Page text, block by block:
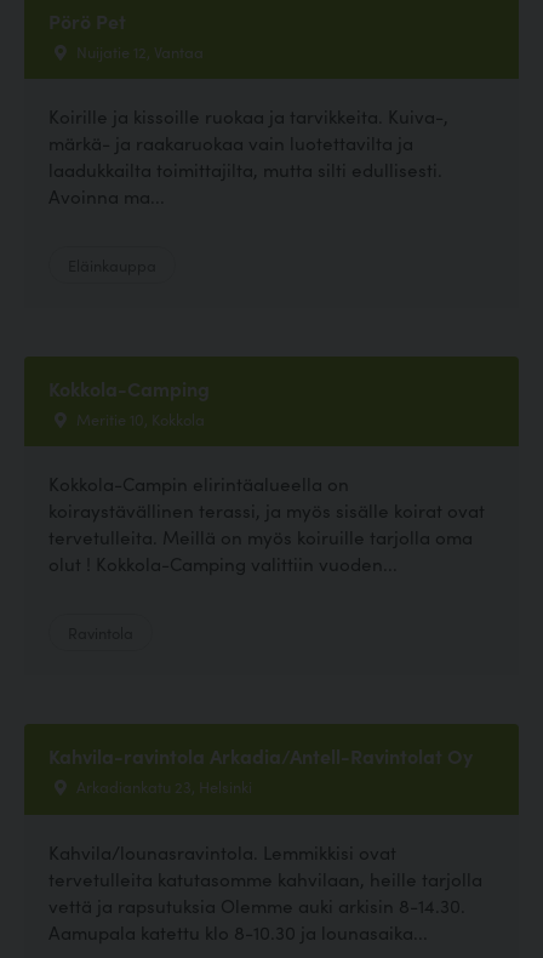
Pörö Pet
Nuijatie 12, Vantaa
Koirille ja kissoille ruokaa ja tarvikkeita. Kuiva-,
märkä- ja raakaruokaa vain luotettavilta ja
laadukkailta toimittajilta, mutta silti edullisesti.
Avoinna ma...
Kokkola-Camping
Meritie 10, Kokkola
Kokkola-Campin elirintäalueella on
koiraystävällinen terassi, ja myös sisälle koirat ovat
tervetulleita. Meillä on myös koiruille tarjolla oma
olut ! Kokkola-Camping valittiin vuoden...
Kahvila-ravintola Arkadia/Antell-Ravintolat Oy
Arkadiankatu 23, Helsinki
Kahvila/lounasravintola. Lemmikkisi ovat
tervetulleita katutasomme kahvilaan, heille tarjolla
vettä ja rapsutuksia Olemme auki arkisin 8-14.30.
Aamupala katettu klo 8-10.30 ja lounasaika...